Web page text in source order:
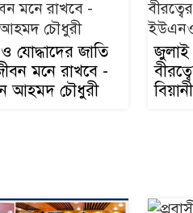
আশঙ্কাজনক,
যোদ্ধাদের জাতি
মনে রাখবে -
আহমদ চৌধুরী
জুলাই